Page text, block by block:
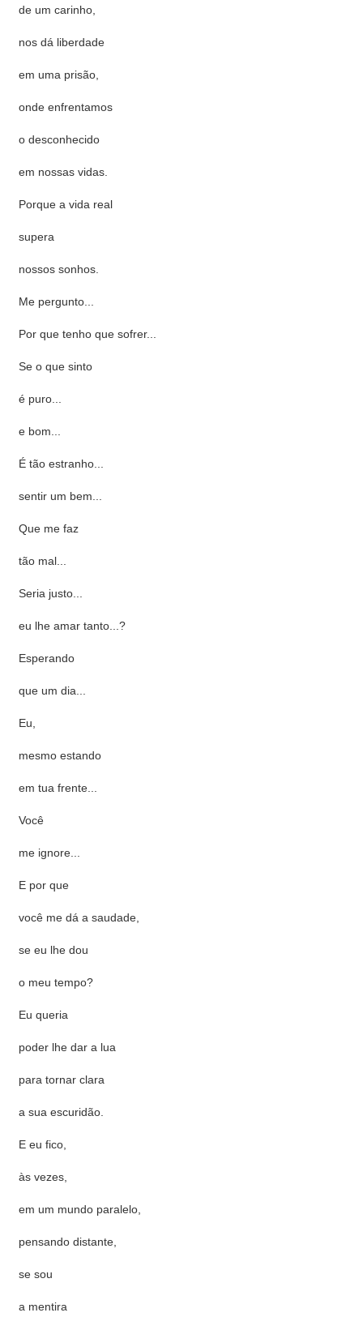
de um carinho,
nos dá liberdade
em uma prisão,
onde enfrentamos
o desconhecido
em nossas vidas.
Porque a vida real
supera
nossos sonhos.
Me pergunto...
Por que tenho que sofrer...
Se o que sinto
é puro...
e bom...
É tão estranho...
sentir um bem...
Que me faz
tão mal...
Seria justo...
eu lhe amar tanto...?
Esperando
que um dia...
Eu,
mesmo estando
em tua frente...
Você
me ignore...
E por que
você me dá a saudade,
se eu lhe dou
o meu tempo?
Eu queria
poder lhe dar a lua
para tornar clara
a sua escuridão.
E eu fico,
às vezes,
em um mundo paralelo,
pensando distante,
se sou
a mentira